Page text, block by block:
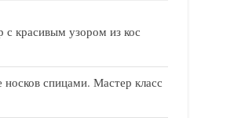
с красивым узором из кос
носков спицами. Мастер класс